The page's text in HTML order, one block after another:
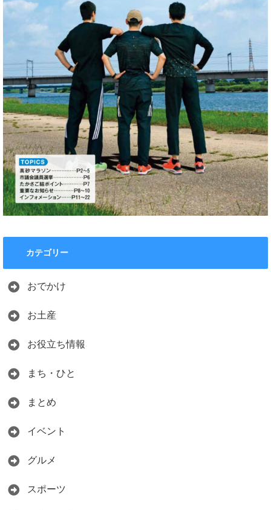
カテゴリー
おでかけ
お土産
お役立ち情報
まち・ひと
まとめ
イベント
グルメ
スポーツ